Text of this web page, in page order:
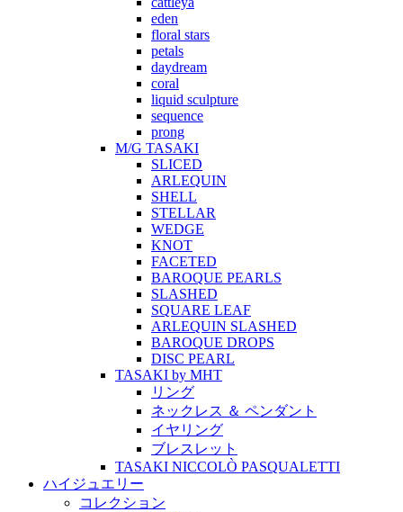
eden
floral stars
petals
daydream
coral
liquid sculpture
sequence
prong
M/G TASAKI
SLICED
ARLEQUIN
SHELL
STELLAR
WEDGE
KNOT
FACETED
BAROQUE PEARLS
SLASHED
SQUARE LEAF
ARLEQUIN SLASHED
BAROQUE DROPS
DISC PEARL
TASAKI by MHT
リング
ネックレス ＆ ペンダント
イヤリング
ブレスレット
TASAKI NICCOLÒ PASQUALETTI
ハイジュエリー
コレクション